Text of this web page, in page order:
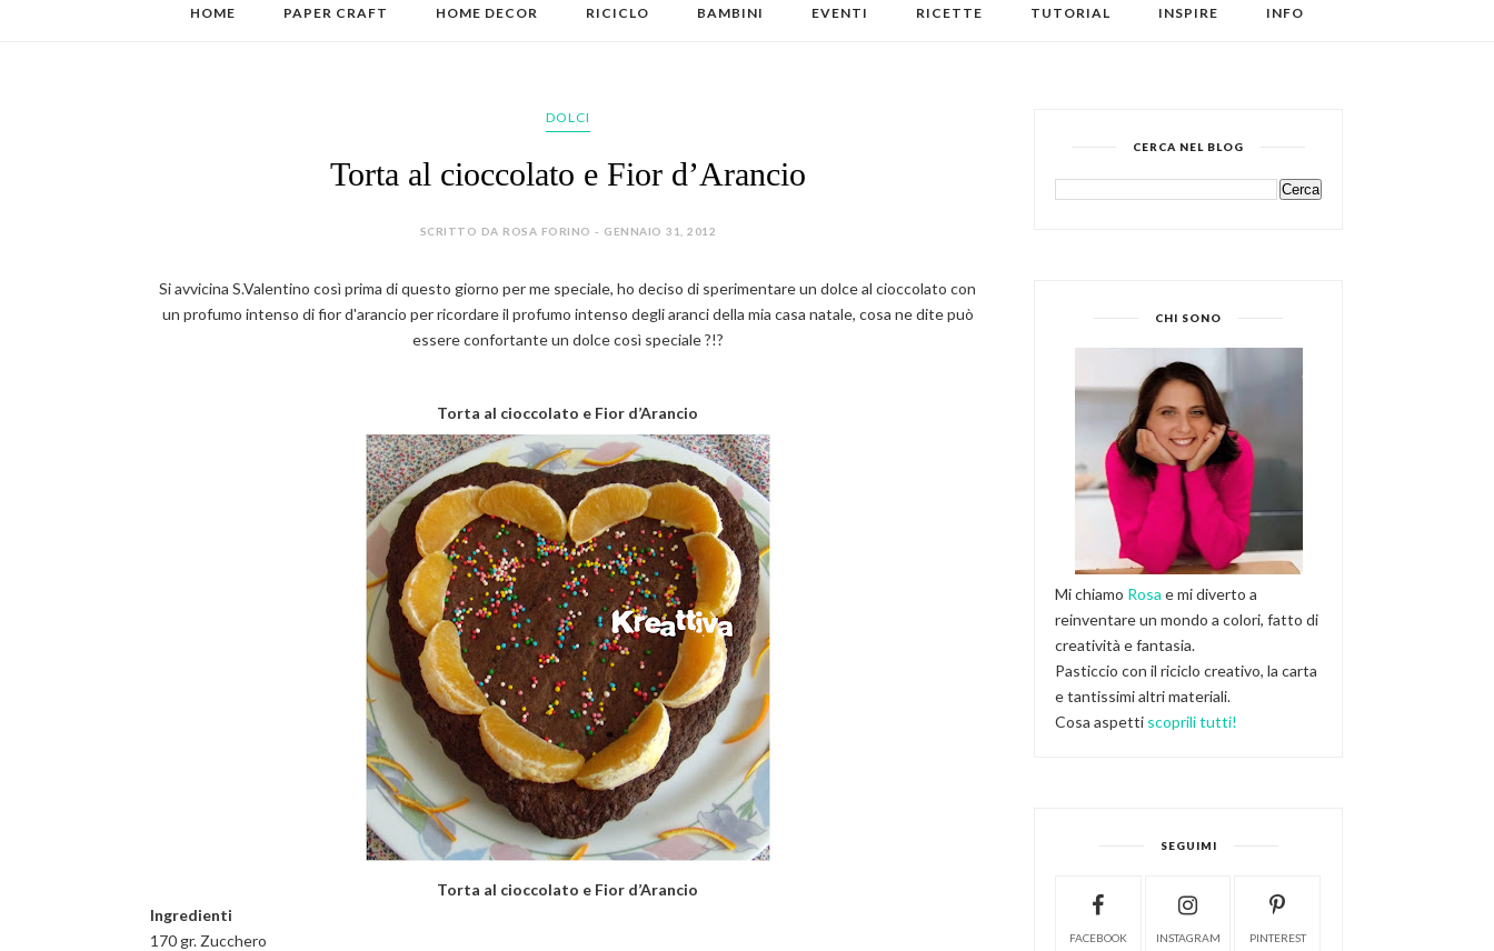
HOME PAPER CRAFT HOME DECOR RICICLO BAMBINI EVENTI RICETTE TUTORIAL INSPIRE INFO
DOLCI
Torta al cioccolato e Fior d’Arancio
SCRITTO DA ROSA FORINO - GENNAIO 31, 2012
Si avvicina S.Valentino così prima di questo giorno per me speciale, ho deciso di sperimentare un dolce al cioccolato con
un profumo intenso di fior d'arancio per ricordare il profumo intenso degli aranci della mia casa natale, cosa ne dite può
essere confortante un dolce così speciale ?!?
Torta al cioccolato e Fior d’Arancio
Torta al cioccolato e Fior d’Arancio
Ingredienti
170 gr. Zucchero
CERCA NEL BLOG
CHI SONO
Mi chiamo Rosa e mi diverto a
reinventare un mondo a colori, fatto di
creatività e fantasia.
Pasticcio con il riciclo creativo, la carta
e tantissimi altri materiali.
Cosa aspetti scoprili tutti!
SEGUIMI
FACEBOOK INSTAGRAM PINTEREST